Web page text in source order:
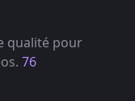
qualité pour
76